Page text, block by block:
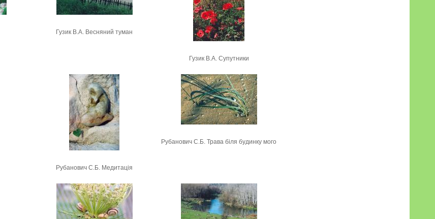
Гузик В.А. Весняний туман
Гузик В.А. Супутники
Рубанович С.Б. Медитація
Рубанович С.Б. Трава біля будинку мого